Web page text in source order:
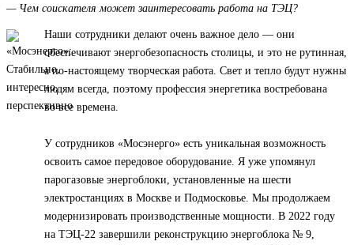
— Чем соискателя может заинтересовать работа на ТЭЦ?
Наши сотрудники делают очень важное дело — они
обеспечивают энергобезопасность столицы, и это не рутинная,
а по-настоящему творческая работа. Свет и тепло будут нужны
людям всегда, поэтому профессия энергетика востребована
во все времена.
У сотрудников «Мосэнерго» есть уникальная возможность
освоить самое передовое оборудование. Я уже упомянул
парогазовые энергоблоки, установленные на шести
электростанциях в Москве и Подмосковье. Мы продолжаем
модернизировать производственные мощности. В 2022 году
на ТЭЦ-22 завершили реконструкцию энергоблока № 9,